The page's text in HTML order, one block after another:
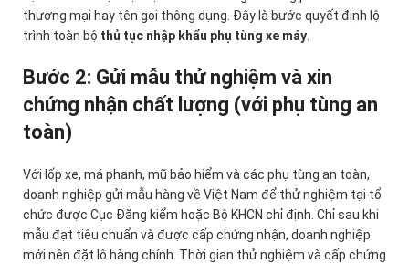
thương mại hay tên gọi thông dụng. Đây là bước quyết định lộ
trình toàn bộ thủ tục nhập khẩu phụ tùng xe máy.
Bước 2: Gửi mẫu thử nghiệm và xin
chứng nhận chất lượng (với phụ tùng an
toàn)
Với lốp xe, má phanh, mũ bảo hiểm và các phụ tùng an toàn,
doanh nghiệp gửi mẫu hàng về Việt Nam để thử nghiệm tại tổ
chức được Cục Đăng kiểm hoặc Bộ KHCN chỉ định. Chỉ sau khi
mẫu đạt tiêu chuẩn và được cấp chứng nhận, doanh nghiệp
mới nên đặt lô hàng chính. Thời gian thử nghiệm và cấp chứng